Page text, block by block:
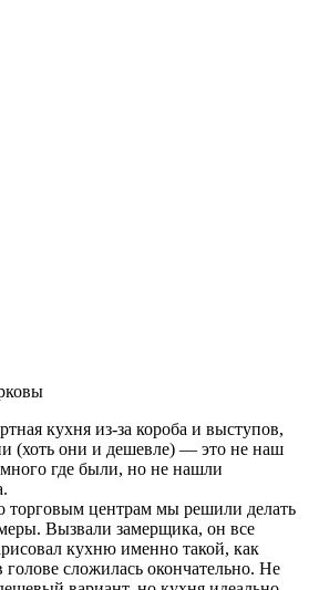
кухня из-за короба и выступов,
(хоть они и дешевле) — это не наш
где были, но не нашли
торговым центрам мы решили делать
Вызвали замерщика, он все
кухню именно такой, как
голове сложилась окончательно. Не